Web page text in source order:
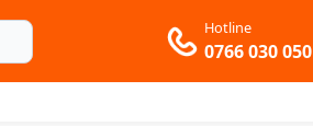
Hotline
0766 030 050